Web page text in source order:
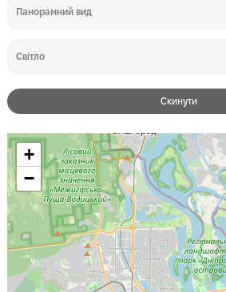
Панорамний вид
Світло
Скинути
+
−